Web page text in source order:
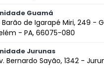
Guamá
Barão de Igarapé Miri, 249 -
- PA, 66075-080
Jurunas
Bernardo Sayão, 1342 -